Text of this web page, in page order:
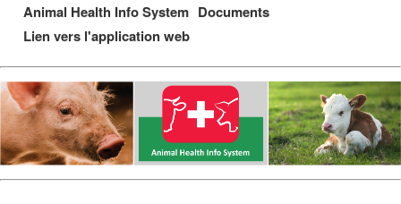
Main
navigation
Animal Health Info System Documents
Lien vers l'application web